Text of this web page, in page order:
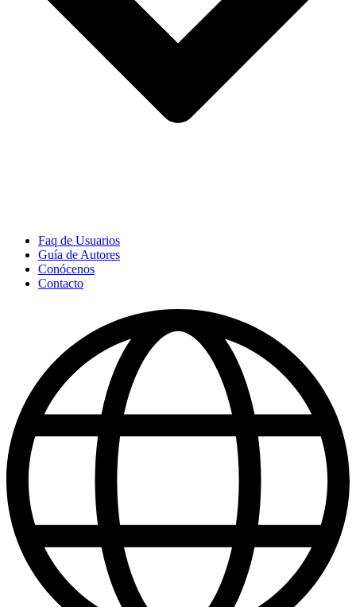
Faq de Usuarios
Guía de Autores
Conócenos
Contacto